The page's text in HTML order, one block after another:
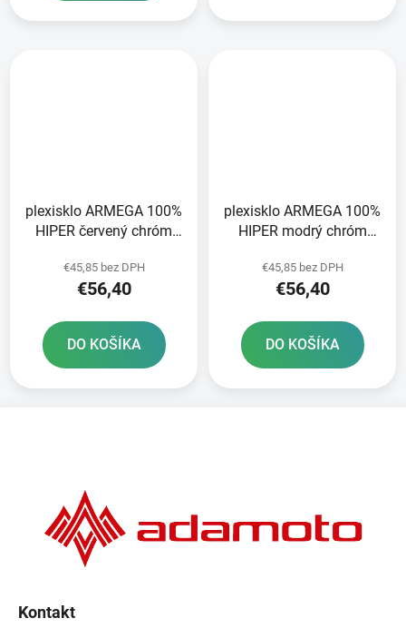
plexisklo ARMEGA 100%
HIPER červený chróm
€45,85 bez DPH
€56,40
DO KOŠÍKA
plexisklo ARMEGA 100%
HIPER modrý chróm
€45,85 bez DPH
€56,40
DO KOŠÍKA
Kontakt